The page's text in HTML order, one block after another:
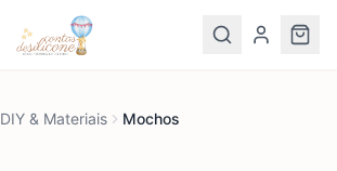
DIY & Materiais Mochos